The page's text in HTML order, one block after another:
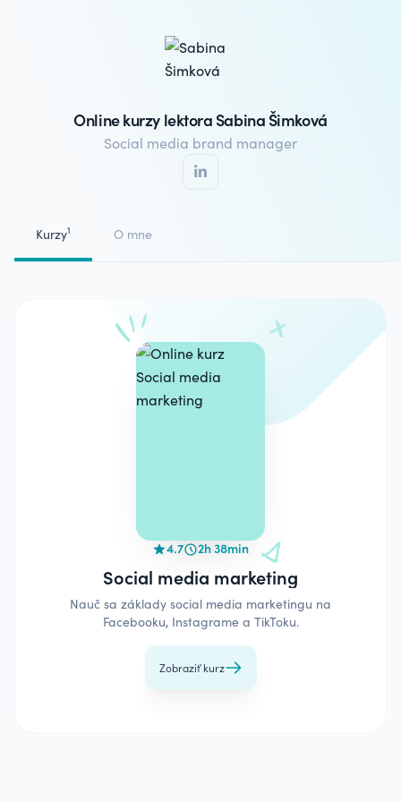
Online kurzy lektora Sabina Šimková
Social media brand manager
Kurzy1 O mne
4.7 2h 38min
Social media marketing
Nauč sa základy social media marketingu na
Facebooku, Instagrame a TikToku.
Zobraziť kurz